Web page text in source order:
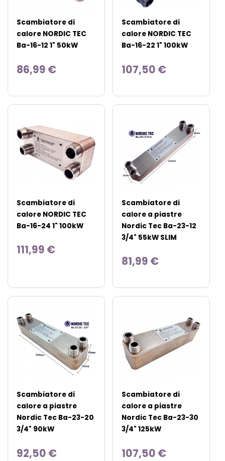
Scambiatore di
calore NORDIC TEC
Ba-16-12 1" 50kW
86,99 €
Scambiatore di
calore NORDIC TEC
Ba-16-22 1" 100kW
107,50 €
Scambiatore di
calore NORDIC TEC
Ba-16-24 1" 100kW
111,99 €
Scambiatore di
calore a piastre
Nordic Tec Ba-23-12
3/4" 55kW SLIM
81,99 €
Scambiatore di
calore a piastre
Nordic Tec Ba-23-20
3/4" 90kW
92,50 €
Scambiatore di
calore a piastre
Nordic Tec Ba-23-30
3/4" 125kW
107,50 €